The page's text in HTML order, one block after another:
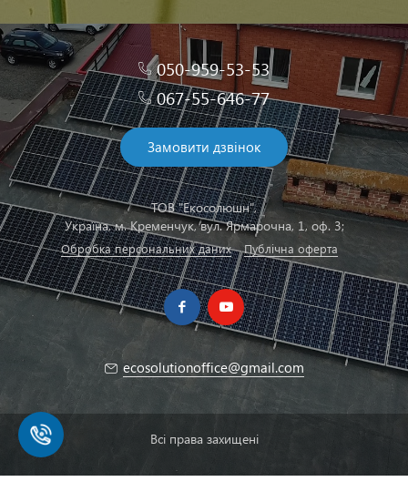
050-959-53-53
067-55-646-77
Замовити дзвінок
ТОВ "Екосолюшн",
Українa, м. Кременчук, вул. Ярмарочна, 1, оф. 3;
Обробка персональних даних Публічна оферта
ecosolutionoffice@gmail.com
Всі права захищені